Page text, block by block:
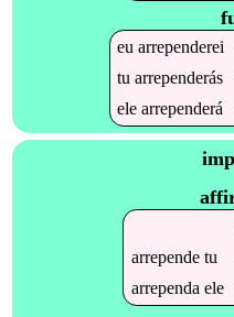
euarrependerei
tuarrependerás
elearrependerá
arrependetu
arrependa ele